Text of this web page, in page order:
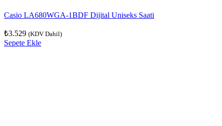
Casio LA680WGA-1BDF Dijital Uniseks Saati
₺3.529 (KDV Dahil)
Sepete Ekle